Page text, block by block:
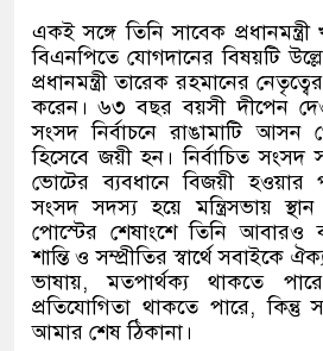
একই সঙ্গে তিনি সাবেক প্রধানমন্ত্রী
বিএনপিতে যোগদানের বিষয়টি
প্রধানমন্ত্রী তারেক রহমানের
করেন। ৬৩ বছর বয়সী দীপেন
সংসদ নির্বাচনে রাঙামাটি আসন
হিসেবে জয়ী হন। নির্বাচিত সংসদ
ভোটের ব্যবধানে বিজয়ী হওয়ার
সংসদ সদস্য হয়ে মন্ত্রিসভায়
পোস্টের শেষাংশে তিনি আবারও
শান্তি ও সম্প্রীতির স্বার্থে সবাইকে
ভাষায়,মতপার্থক্য থাকতে পারে
প্রতিযোগিতা থাকতে পারে,কিন্তু
আমার শেষ ঠিকানা।